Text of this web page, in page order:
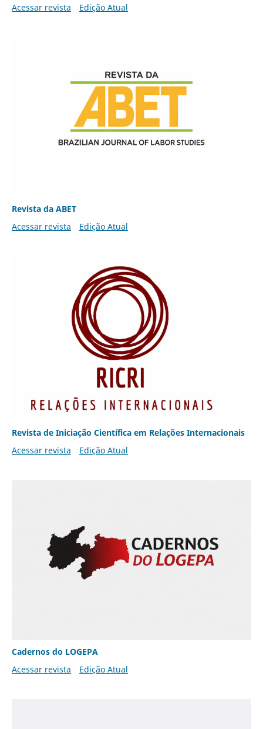
Acessar revista Edição Atual
Revista da ABET
Acessar revista
Edição Atual
Revista de Iniciação Científica em Relações Internacionais
Acessar revista
Edição Atual
Cadernos do LOGEPA
Acessar revista
Edição Atual